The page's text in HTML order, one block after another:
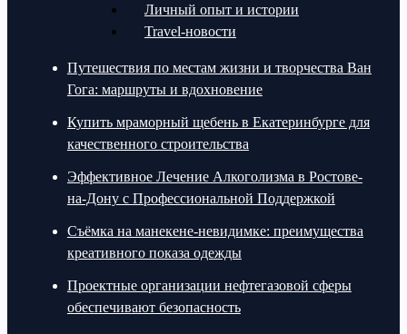
Личный опыт и истории
Travel-новости
Путешествия по местам жизни и творчества Ван
Гога: маршруты и вдохновение
Купить мраморный щебень в Екатеринбурге для
качественного строительства
Эффективное Лечение Алкоголизма в Ростове-
на-Дону с Профессиональной Поддержкой
Съёмка на манекене-невидимке: преимущества
креативного показа одежды
Проектные организации нефтегазовой сферы
обеспечивают безопасность